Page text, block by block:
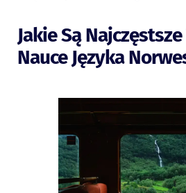
Jakie Są
Nauce Języka